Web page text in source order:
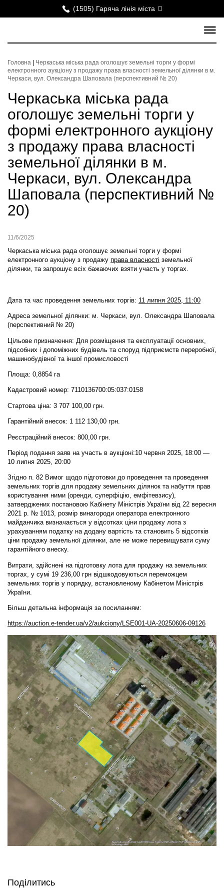
(1505) Гаряча лінія міста
Головна
Черкаська міська рада оголошує земельні торги у формі
електронного аукціону з продажу права власності земельної ділянки в м.
Черкаси, вул. Олександра Шаповала (перспективний № 20)
Черкаська міська рада
оголошує земельні торги у
формі електронного аукціону
з продажу права власності
земельної ділянки в м.
Черкаси, вул. Олександра
Шаповала (перспективний №
20)
11/6/2025
Черкаська міська рада оголошує земельні торги у формі
електронного аукціону з продажу права власності земельної
ділянки, та запрошує всіх бажаючих взяти участь у торгах.
Дата та час проведення земельних торгів: 11 липня 2025, 11:00
Адреса земельної ділянки: м. Черкаси, вул. Олександра Шаповала
(перспективний № 20)
Цільове призначення: Для розміщення та експлуатації основних,
підсобних і допоміжних будівель та споруд підприємств переробної,
машинобудівної та іншої промисловості
Площа: 0,8854 га
Кадастровий номер: 7110136700:05:037:0158
Стартова ціна: 3 707 100,00 грн.
Гарантійний внесок: 1 112 130,00 грн.
Реєстраційний внесок: 800,00 грн.
Період подання заяв на участь в аукціоні:10 червня 2025, 18:00 —
10 липня 2025, 20:00
Згідно п. 82 Вимог щодо підготовки до проведення та проведення
земельних торгів для продажу земельних ділянок та набуття прав
користування ними (оренди, суперфіцію, емфітевзису),
затверджених постановою Кабінету Міністрів України від 22 вересня
2021 р. № 1013, розмір винагороди оператора електронного
майданчика визначається у відсотках ціни продажу лота з
урахуванням податку на додану вартість та становить 5 відсотків
ціни продажу земельної ділянки, але не може перевищувати суму
гарантійного внеску.
Витрати, здійснені на підготовку лота для продажу на земельних
торгах, у сумі 19 236,00 грн відшкодовуються переможцем
земельних торгів у порядку, встановленому Кабінетом Міністрів
України.
Більш детальна інформація за посиланням:
https://auction.e-tender.ua/v2/aukciony/LSE001-UA-20250606-09126
Поділитись